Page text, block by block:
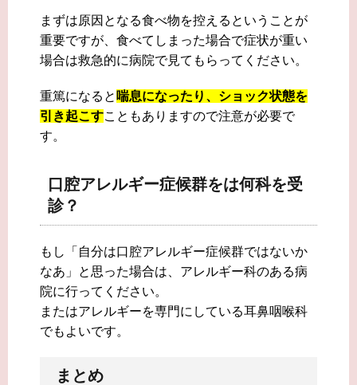
まずは原因となる食べ物を控えるということが
重要ですが、食べてしまった場合で症状が重い
場合は救急的に病院で見てもらってください。
重篤になると 喘息になったり、ショック状態を
引き起こすこともありますので注意が必要で
す。
口腔アレルギー症候群をは何科を受
診？
もし「自分は口腔アレルギー症候群ではないか
なあ」と思った場合は、アレルギー科のある病
院に行ってください。
またはアレルギーを専門にしている耳鼻咽喉科
でもよいです。
まとめ